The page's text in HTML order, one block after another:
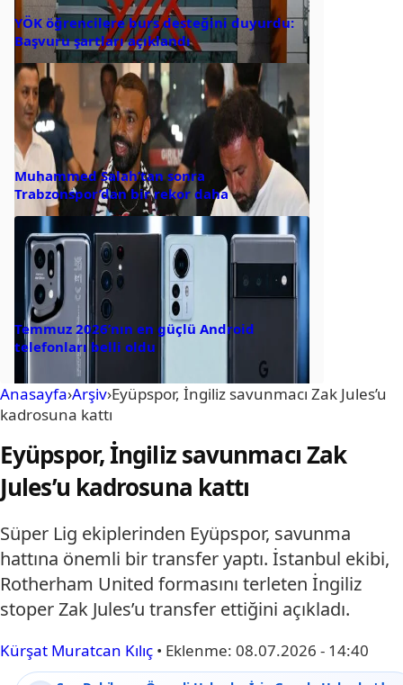
YÖK öğrencilere burs desteğini duyurdu:
Başvuru şartları açıklandı
Muhammed Salah’tan sonra
Trabzonspor’dan bir rekor daha
Temmuz 2026’nın en güçlü Android
telefonları belli oldu
Anasayfa›Arşiv›Eyüpspor, İngiliz savunmacı Zak Jules’u
kadrosuna kattı
Eyüpspor, İngiliz savunmacı Zak
Jules’u kadrosuna kattı
Süper Lig ekiplerinden Eyüpspor, savunma
hattına önemli bir transfer yaptı. İstanbul ekibi,
Rotherham United formasını terleten İngiliz
stoper Zak Jules’u transfer ettiğini açıkladı.
Kürşat Muratcan Kılıç • Eklenme: 08.07.2026 - 14:40